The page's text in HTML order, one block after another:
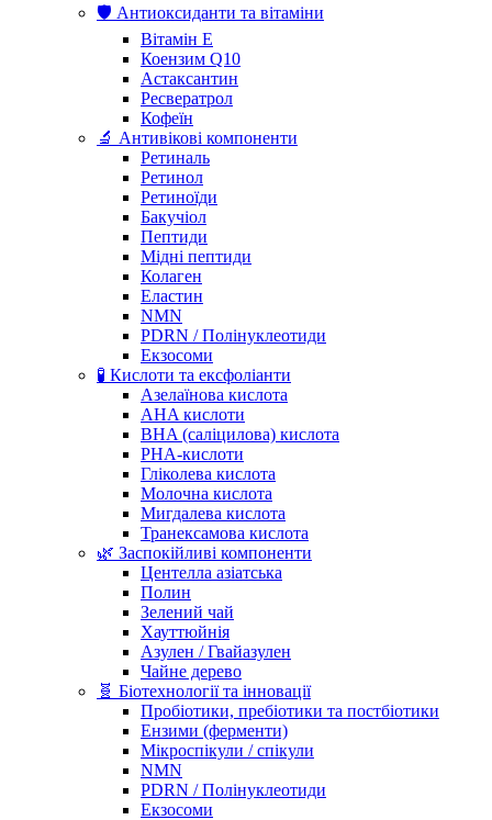
🛡️ Антиоксиданти та вітаміни
Вітамін Е
Коензим Q10
Астаксантин
Ресвератрол
Кофеїн
🔬 Антивікові компоненти
Ретиналь
Ретинол
Ретиноїди
Бакучіол
Пептиди
Мідні пептиди
Колаген
Еластин
NMN
PDRN / Полінуклеотиди
Екзосоми
🧪 Кислоти та ексфоліанти
Азелаїнова кислота
AHA кислоти
BHA (саліцилова) кислота
PHA-кислоти
Гліколева кислота
Молочна кислота
Мигдалева кислота
Транексамова кислота
🌿 Заспокійливі компоненти
Центелла азіатська
Полин
Зелений чай
Хауттюйнія
Азулен / Гвайазулен
Чайне дерево
🧬 Біотехнології та інновації
Пробіотики, пребіотики та постбіотики
Ензими (ферменти)
Мікроспікули / спікули
NMN
PDRN / Полінуклеотиди
Екзосоми